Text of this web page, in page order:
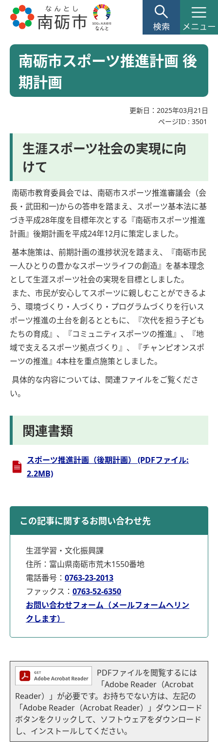
南砺市スポーツ推進計画 後
期計画
更新日：2025年03月21日
ページID : 3501
生涯スポーツ社会の実現に向
けて
南砺市教育委員会では、南砺市スポーツ推進審議会（会
長・武田和一)からの答申を踏まえ、スポーツ基本法に基
づき平成28年度を目標年次とする『南砺市スポーツ推進
計画』後期計画を平成24年12月に策定しました。
基本施策は、前期計画の進捗状況を踏まえ、『南砺市民
一人ひとりの豊かなスポーツライフの創造』を基本理念
として生涯スポーツ社会の実現を目標としました。
また、市民が安心してスポーツに親しむことができるよ
う、環境づくり・人づくり・プログラムづくりを行いス
ポーツ推進の土台を創るとともに、『次代を担う子ども
たちの育成』、『コミュニティスポーツの推進』、『地
域で支えるスポーツ拠点づくり』、『チャンピオンスポ
ーツの推進』4本柱を重点施策としました。
具体的な内容については、関連ファイルをご覧くださ
い。
関連書類
スポーツ推進計画（後期計画） (PDFファイル:
2.2MB)
この記事に関するお問い合わせ先
生涯学習・文化振興課
住所：富山県南砺市荒木1550番地
電話番号： 0763-23-2013
ファックス： 0763-52-6350
お問い合わせフォーム（メールフォームへリン
クします）
PDFファイルを閲覧するには
「Adobe Reader（Acrobat
Reader）」が必要です。お持ちでない方は、左記の
「Adobe Reader（Acrobat Reader）」ダウンロード
ボタンをクリックして、ソフトウェアをダウンロード
し、インストールしてください。